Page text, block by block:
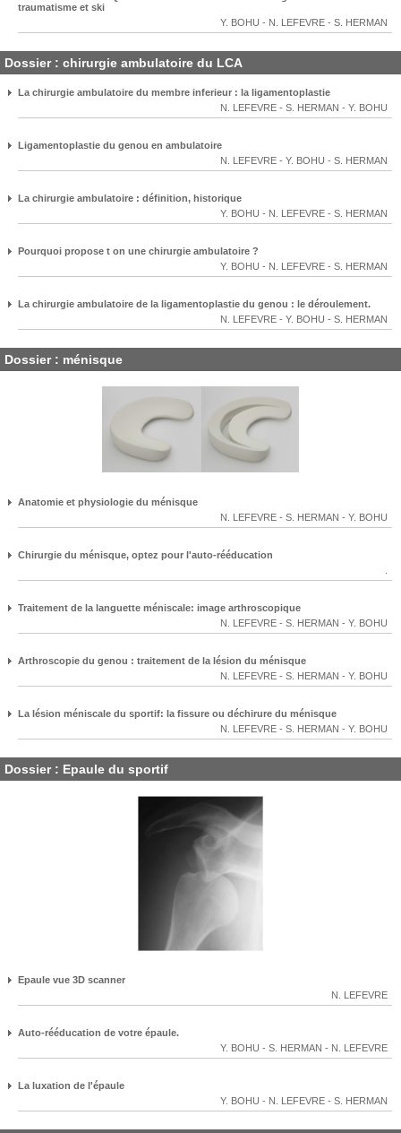
traumatisme et ski
Y. BOHU - N. LEFEVRE - S. HERMAN
Dossier : chirurgie ambulatoire du LCA
La chirurgie ambulatoire du membre inferieur : la ligamentoplastie
N. LEFEVRE - S. HERMAN - Y. BOHU
Ligamentoplastie du genou en ambulatoire
N. LEFEVRE - Y. BOHU - S. HERMAN
La chirurgie ambulatoire : définition, historique
Y. BOHU - N. LEFEVRE - S. HERMAN
Pourquoi propose t on une chirurgie ambulatoire ?
Y. BOHU - N. LEFEVRE - S. HERMAN
La chirurgie ambulatoire de la ligamentoplastie du genou : le déroulement.
N. LEFEVRE - Y. BOHU - S. HERMAN
Dossier : ménisque
Anatomie et physiologie du ménisque
N. LEFEVRE - S. HERMAN - Y. BOHU
Chirurgie du ménisque, optez pour l'auto-rééducation
Traitement de la languette méniscale: image arthroscopique
N. LEFEVRE - S. HERMAN - Y. BOHU
Arthroscopie du genou : traitement de la lésion du ménisque
N. LEFEVRE - S. HERMAN - Y. BOHU
La lésion méniscale du sportif: la fissure ou déchirure du ménisque
N. LEFEVRE - S. HERMAN - Y. BOHU
Dossier : Epaule du sportif
Epaule vue 3D scanner
N. LEFEVRE
Auto-rééducation de votre épaule.
Y. BOHU - S. HERMAN - N. LEFEVRE
La luxation de l'épaule
Y. BOHU - N. LEFEVRE - S. HERMAN